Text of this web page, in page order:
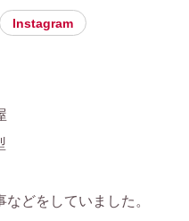
Instagram
どをしていました。